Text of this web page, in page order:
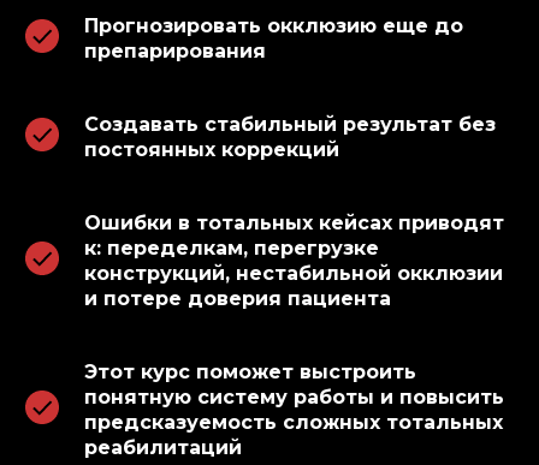
Прогнозировать окклюзию еще до
препарирования
Создавать стабильный результат без
постоянных коррекций
Ошибки в тотальных кейсах приводят
к: переделкам, перегрузке
конструкций, нестабильной окклюзии
и потере доверия пациента
Этот курс поможет выстроить
понятную систему работы и повысить
предсказуемость сложных тотальных
реабилитаций